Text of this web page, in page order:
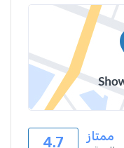
4.7 ممتاز